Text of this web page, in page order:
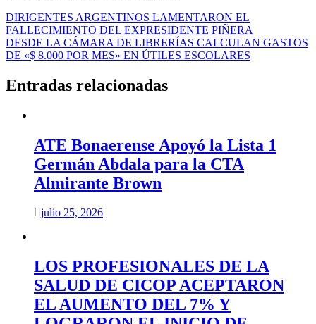
Navegación
de
entradas
DIRIGENTES ARGENTINOS LAMENTARON EL
FALLECIMIENTO DEL EXPRESIDENTE PIÑERA
DESDE LA CÁMARA DE LIBRERÍAS CALCULAN GASTOS
DE «$ 8.000 POR MES» EN ÚTILES ESCOLARES
Entradas relacionadas
ATE Bonaerense Apoyó la Lista 1
Germán Abdala para la CTA
Almirante Brown
julio 25, 2026
LOS PROFESIONALES DE LA
SALUD DE CICOP ACEPTARON
EL AUMENTO DEL 7% Y